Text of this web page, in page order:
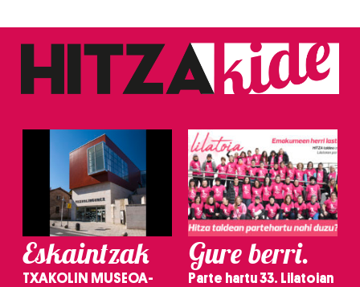
Eskaintzak
TXAKOLIN MUSEOA-
Gure berri.
Parte hartu 33. Lilatoian